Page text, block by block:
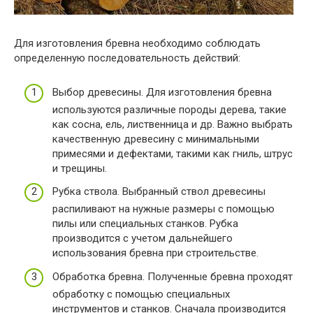
Для изготовления бревна необходимо соблюдать
определенную последовательность действий:
Выбор древесины. Для изготовления бревна
используются различные породы дерева, такие
как сосна, ель, лиственница и др. Важно выбрать
качественную древесину с минимальными
примесями и дефектами, такими как гниль, штрус
и трещины.
Рубка ствола. Выбранный ствол древесины
распиливают на нужные размеры с помощью
пилы или специальных станков. Рубка
производится с учетом дальнейшего
использования бревна при строительстве.
Обработка бревна. Полученные бревна проходят
обработку с помощью специальных
инструментов и станков. Сначала производится